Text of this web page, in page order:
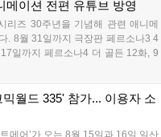
게 감사의 뜻을 전하며 헌혈 문화
메이션 전편 유튜브 방영
리즈 30주년을 기념해 관련 애니메
. 8월 31일까지 극장판 페르소나3 4
일까지 페르소나4 더 골든 12화, 9
5 시리즈가 순차 공개됩니다. 또한
니다....
월드 335' 참가... 이용자 소
메어’가 오는 8월 15일과 16일 일산